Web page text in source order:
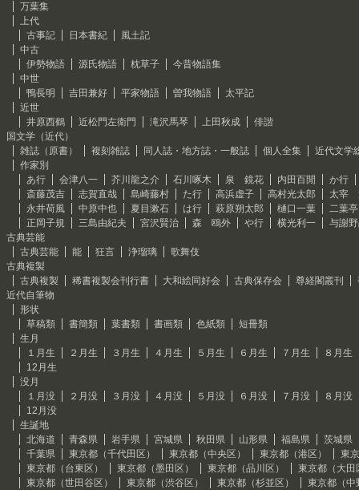
万葉集
上代
古事記
日本書紀
風土記
中古
伊勢物語
源氏物語 枕草子
今昔物語集
中世
鴨長明
吉田兼好 平家物語 曽我物語
太平記
近世
井原西鶴
近松門左衛門 滝沢馬琴 上田秋成
俳諧
国文学（近代）
雑誌（原書）
複刻雑誌 同人誌・地方誌・一般誌 個人全集
近代文学
作家別
あ行
会津八一 芥川龍之介 石川啄木 泉 鏡花 内田百閒
か行
斎藤茂吉
志賀直哉 島崎藤村 た行 高浜虚子 高村光太郎
太宰
永井荷風
中原中也 夏目漱石 は行 萩原朔太郎 樋口一葉
二葉
正岡子規
三島由紀夫 宮沢賢治 森 鴎外 や行 横光利一
与謝
古典芸能
古典芸能
能 狂言 浄瑠璃
歌舞伎
古典複製
古典複製
稀書複製会刊行書 大和絵同好会 古典保存会 尊経閣叢刊
近代自筆物
形状
草稿類
書簡類 葉書類 書画類 色紙類
短冊類
生月
１月生
２月生 ３月生 ４月生 ５月生 ６月生 ７月生
８月生
12月生
没月
１月没
２月没 ３月没 ４月没 ５月没 ６月没 ７月没
８月没
12月没
生誕地
北海道
青森県 岩手県 宮城県 秋田県 山形県 福島県
茨城県
千葉県
東京都（千代田区） 東京都（中央区） 東京都（港区）
東
東京都（台東区）
東京都（墨田区） 東京都（品川区）
東京都（大田
東京都（世田谷区）
東京都（渋谷区） 東京都（杉並区）
東京都（中